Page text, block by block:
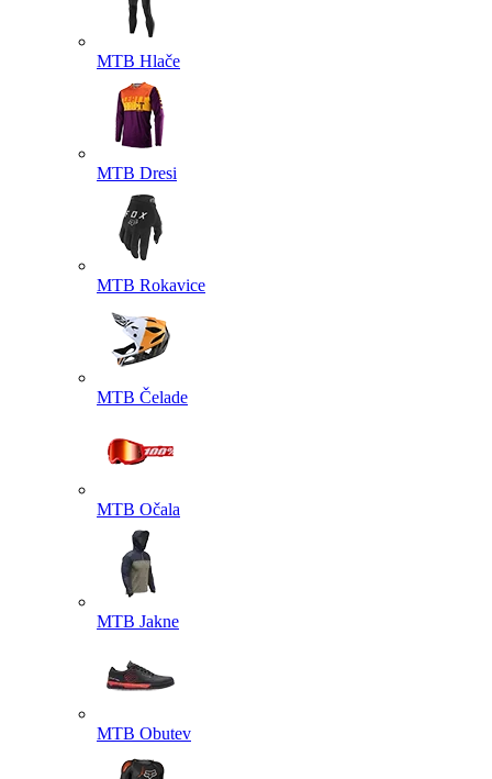
MTB Hlače
MTB Dresi
MTB Rokavice
MTB Čelade
MTB Očala
MTB Jakne
MTB Obutev